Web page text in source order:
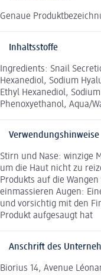
Genaue
Inhaltsstoffe
Ingredients: Snail
Hexanediol, Sodium
Ethyl Hexanediol,
Phenoxyethanol, Aqua/
Verwendungshinweise
Stirn und Nase: winzige
um die Haut nicht zu
Produkts auf die
einmassieren Augen:
und vorsichtig mit den
Produkt aufgesaugt hat
Anschrift des
Biorius 14, Avenue